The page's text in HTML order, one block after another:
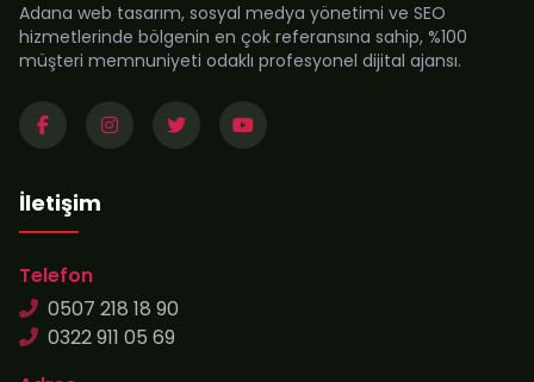
Adana web tasarım, sosyal medya yönetimi ve SEO
hizmetlerinde bölgenin en çok referansına sahip, %100
müşteri memnuniyeti odaklı profesyonel dijital ajansı.
İletişim
Telefon
0507 218 18 90
0322 911 05 69